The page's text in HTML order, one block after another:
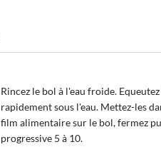
Rincez le bol à l'eau froide.
rapidement sous l'eau. Mettez-les
film alimentaire sur le bol, fermez
progressive 5 à 10.